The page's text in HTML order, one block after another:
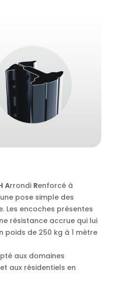
Arrondi Renforcé à
pose simple des
Les encoches présentes
résistance accrue qui lui
poids de 250 kg à 1 mètre
aux domaines
aux résidentiels en